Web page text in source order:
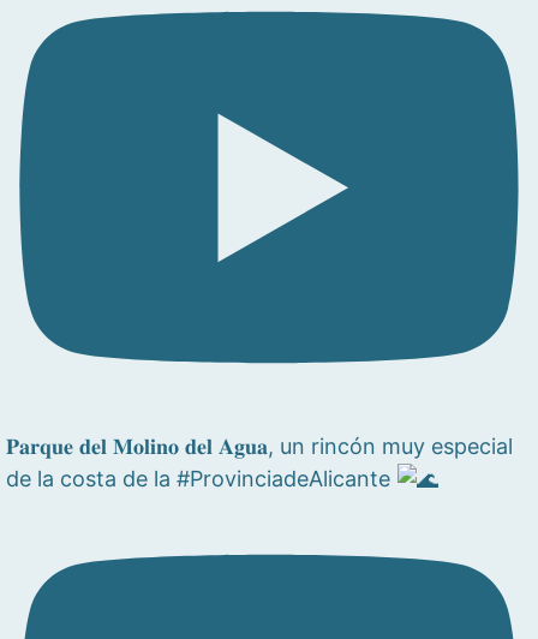
𝐏𝐚𝐫𝐪𝐮𝐞 𝐝𝐞𝐥 𝐌𝐨𝐥𝐢𝐧𝐨 𝐝𝐞𝐥 𝐀𝐠𝐮𝐚, un rincón muy especial
de la costa de la #ProvinciadeAlicante